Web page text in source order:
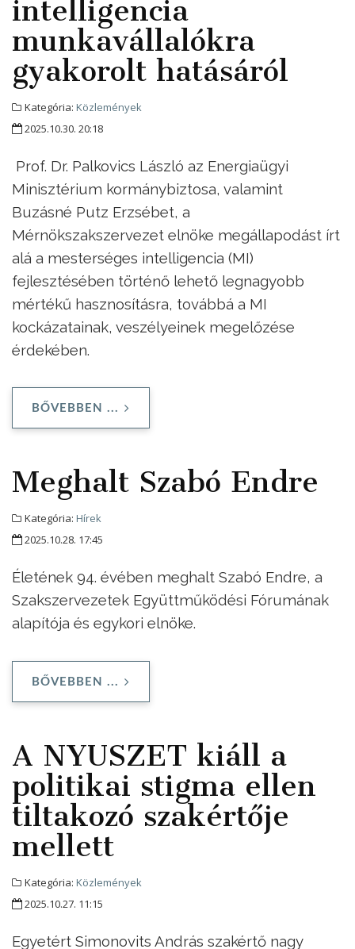
intelligencia
munkavállalókra
gyakorolt hatásáról
Kategória: Közlemények
2025.10.30. 20:18
Prof. Dr. Palkovics László az Energiaügyi
Minisztérium kormánybiztosa, valamint
Buzásné Putz Erzsébet, a
Mérnökszakszervezet elnöke megállapodást írt
alá a mesterséges intelligencia (MI)
fejlesztésében történő lehető legnagyobb
mértékű hasznosításra, továbbá a MI
kockázatainak, veszélyeinek megelőzése
érdekében.
BŐVEBBEN ...
Meghalt Szabó Endre
Kategória: Hírek
2025.10.28. 17:45
Életének 94. évében meghalt Szabó Endre, a
Szakszervezetek Együttműködési Fórumának
alapítója és egykori elnöke.
BŐVEBBEN ...
A NYUSZET kiáll a
politikai stigma ellen
tiltakozó szakértője
mellett
Kategória: Közlemények
2025.10.27. 11:15
Egyetért Simonovits András szakértő nagy